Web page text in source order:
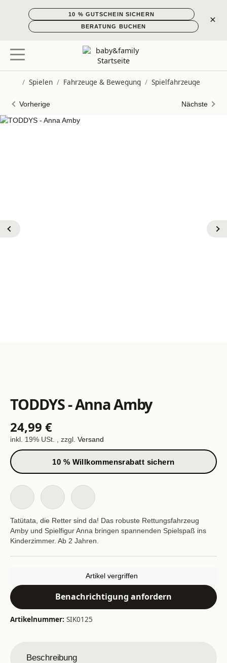
10 % GUTSCHEIN SICHERN
BERATUNG BUCHEN
×
/ Spielen / Fahrzeuge & Bewegung / Spielfahrzeuge
Vorherige Nächste
TODDYS - Anna Amby
24,99 €
inkl. 19% USt. , zzgl. Versand
10 % Willkommensrabatt sichern
Tatütata, die Retter sind da! Das robuste Rettungsfahrzeug
Amby und Spielfigur Anna bringen spannenden Spielspaß ins
Kinderzimmer. Ab 2 Jahren.
Artikel vergriffen
Benachrichtigung anfordern
Artikelnummer: SIK0125
Beschreibung